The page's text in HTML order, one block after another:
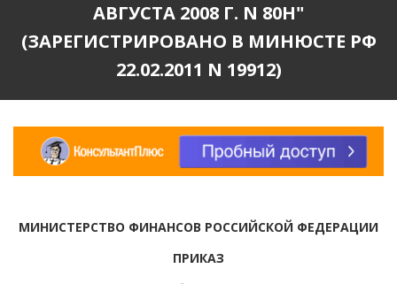
АВГУСТА 2008 Г. N 80Н"
(ЗАРЕГИСТРИРОВАНО В МИНЮСТЕ РФ
22.02.2011 N 19912)
МИНИСТЕРСТВО ФИНАНСОВ РОССИЙСКОЙ ФЕДЕРАЦИИ
ПРИКАЗ